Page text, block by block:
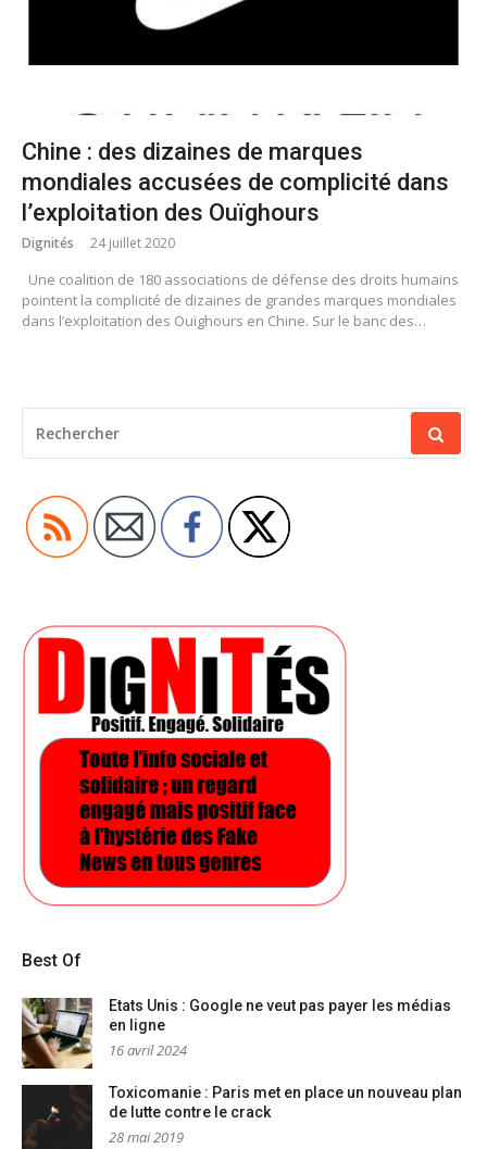
Chine : des dizaines de marques
mondiales accusées de complicité dans
l’exploitation des Ouïghours
Dignités 24 juillet 2020
Une coalition de 180 associations de défense des droits humains
pointent la complicité de dizaines de grandes marques mondiales
dans l’exploitation des Ouïghours en Chine. Sur le banc des…
POUR
:
Best Of
Etats Unis : Google ne veut pas payer les médias
en ligne
16 avril 2024
Toxicomanie : Paris met en place un nouveau plan
de lutte contre le crack
28 mai 2019